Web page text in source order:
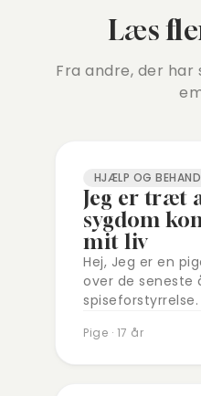
Læs
Fra andre, der
HJÆLP OG
Jeg er træt
sygdom
mit liv
Hej, Jeg er en
over de seneste
Pige · 17 år